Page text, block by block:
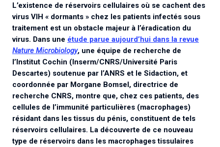
Associations de patient.e.s
Collaboration avec les acteurs communautaires
Cellule Émergence mpox
Ouverte depuis décembre 2023, pour suivre l'épidémie
en RDC, elle reste active suite à des cas à Mayotte et à
La Réunion.
Cellules Émergence
Retrouvez toutes les cellules Émergence, actives ou
inactives.
L’existence de réservoirs cellulaires où se cachent des
virus VIH « dormants » chez les patients infectés sous
traitement est un obstacle majeur à l’éradication du
virus. Dans une étude parue aujourd’hui dans la revue
Nature Microbiology, une équipe de recherche de
l’Institut Cochin (Inserm/CNRS/Université Paris
Descartes) soutenue par l’ANRS et le Sidaction, et
coordonnée par Morgane Bomsel, directrice de
recherche CNRS, montre que, chez ces patients, des
cellules de l’immunité particulières (macrophages)
résidant dans les tissus du pénis, constituent de tels
réservoirs cellulaires. La découverte de ce nouveau
type de réservoirs dans les macrophages tissulaires